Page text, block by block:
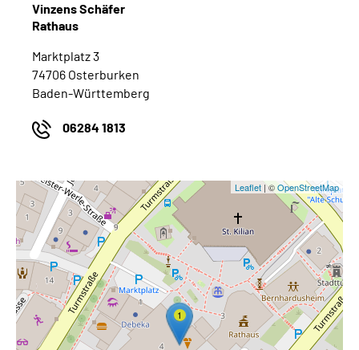
Vinzens Schäfer
Rathaus
Marktplatz 3
74706 Osterburken
Baden-Württemberg
06284 1813
1
Leaflet | ©OpenStreetMap